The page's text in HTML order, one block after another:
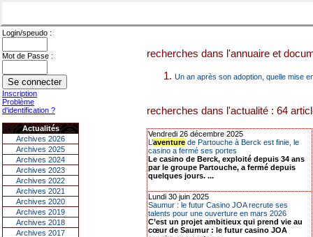
Login/speudo :
Mot de Passe :
Inscription
Problème
d'identification ?
Actualités
Archives 2026
Archives 2025
Archives 2024
Archives 2023
Archives 2022
Archives 2021
Archives 2020
Archives 2019
Archives 2018
Archives 2017
recherches dans l'annuaire et
Un an après son adoption, quelle mise
recherches dans l'actualité : 64
Vendredi 26 décembre 2025
L’aventure de Partouche à Berck est finie, le
casino a fermé ses portes
Le casino de Berck, exploité depuis 34 ans
par le groupe Partouche, a fermé depuis
quelques jours. ...
Lundi 30 juin 2025
Saumur : le futur Casino JOA recrute ses
talents pour une ouverture en mars 2026
C’est un projet ambitieux qui prend vie au
cœur de Saumur : le futur casino JOA